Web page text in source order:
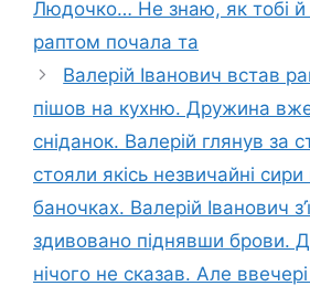
Людочко… Не знаю, як тобі й
раптом почала та
Валерій Іванович встав
пішов на кухню. Дружина
сніданок. Валерій глянув за
стояли якісь незвичайні
баночках. Валерій Іванович
здивовано піднявши брови.
нічого не сказав. Але